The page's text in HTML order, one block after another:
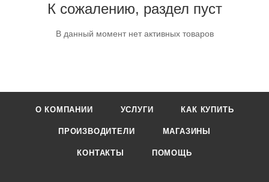
К сожалению, раздел пуст
В данный момент нет активных товаров
О КОМПАНИИ УСЛУГИ КАК КУПИТЬ
ПРОИЗВОДИТЕЛИ МАГАЗИНЫ
КОНТАКТЫ ПОМОЩЬ